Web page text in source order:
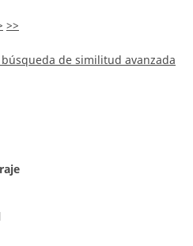
>>
de similitud avanzada